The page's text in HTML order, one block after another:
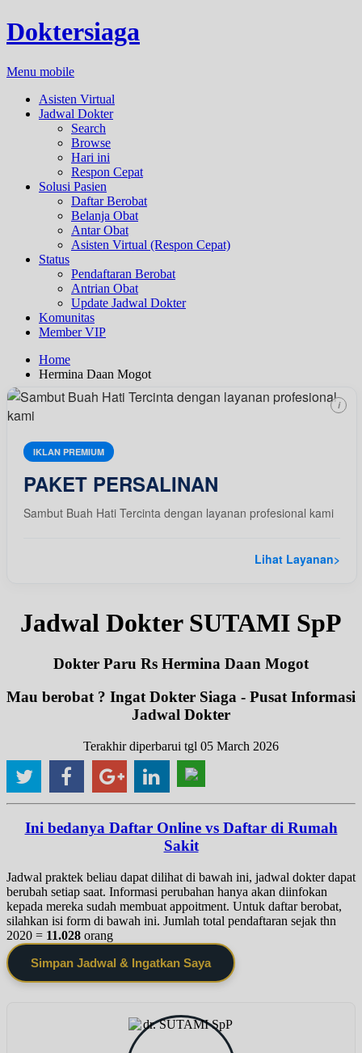
Doktersiaga
Menu mobile
Asisten Virtual
Jadwal Dokter
Search
Browse
Hari ini
Respon Cepat
Solusi Pasien
Daftar Berobat
Belanja Obat
Antar Obat
Asisten Virtual (Respon Cepat)
Status
Pendaftaran Berobat
Antrian Obat
Update Jadwal Dokter
Komunitas
Member VIP
Home
Hermina Daan Mogot
IKLAN PREMIUM
PAKET PERSALINAN
Sambut Buah Hati Tercinta dengan layanan profesional kami
Lihat Layanan>
i
Jadwal Dokter SUTAMI SpP
Dokter Paru Rs Hermina Daan Mogot
Mau berobat ? Ingat Dokter Siaga - Pusat Informasi
Jadwal Dokter
Terakhir diperbarui tgl 05 March 2026
Ini bedanya Daftar Online vs Daftar di Rumah
Sakit
Jadwal praktek beliau dapat dilihat di bawah ini, jadwal dokter dapat
berubah setiap saat. Informasi perubahan hanya akan diinfokan
kepada mereka sudah membuat appoitment. Untuk daftar berobat,
silahkan isi form di bawah ini. Jumlah total pendaftaran sejak thn
2020 = 11.028 orang
Simpan Jadwal & Ingatkan Saya